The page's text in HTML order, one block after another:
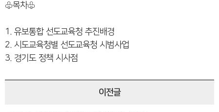
♧목차♧
1. 유보통합 선도교육청 추진배경
2. 시도교육청별 선도교육청 시범사업
3. 경기도 정책 시사점
이전글